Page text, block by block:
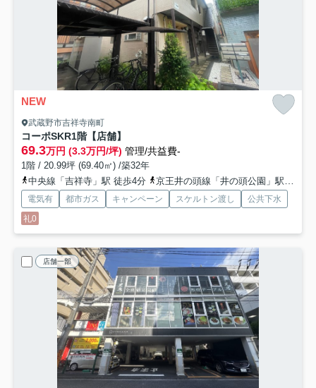
NEW
武蔵野市吉祥寺南町
コーポSKR1階【店舗】
69.3万円 (3.3万円/坪) 管理/共益費-
1階 / 20.99坪 (69.40㎡) /築32年
中央線「吉祥寺」駅 徒歩4分
京王井の頭線「井の頭公園」駅 徒歩9分
電気有 都市ガス キャンペーン スケルトン渡し
公共下水
礼0
店舗一部